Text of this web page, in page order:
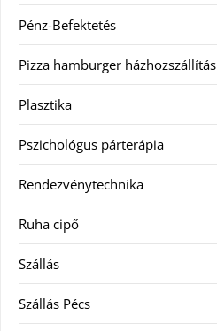
Pénz-Befektetés
Pizza hamburger házhozszállítás
Plasztika
Pszichológus párterápia
Rendezvénytechnika
Ruha cipő
Szállás
Szállás Pécs